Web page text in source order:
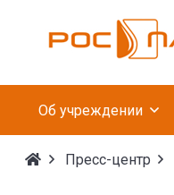
Об учреждении
Пресс-центр